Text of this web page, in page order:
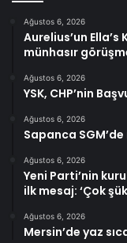
Ağustos 6, 2026
Aurelius’un
münhasır
Ağustos 6, 2026
YSK, CHP’nin
Ağustos 6, 2026
Sapanca
Ağustos 6, 2026
Yeni Parti’nin
ilk mesaj: ‘Çok
Ağustos 6, 2026
Mersin’de yaz